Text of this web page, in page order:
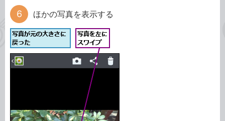
ほかの写真を表示する